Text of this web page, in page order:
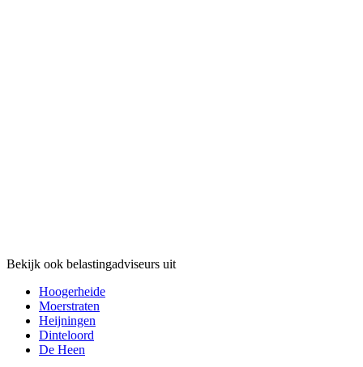
Bekijk ook belastingadviseurs uit
Hoogerheide
Moerstraten
Heijningen
Dinteloord
De Heen